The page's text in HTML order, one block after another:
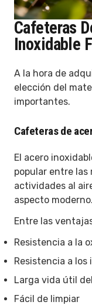
Cafeteras
Inoxidable
A la hora de
elección del
importantes.
Cafeteras de
El acero
popular entre las
actividades al
aspecto moderno.
Entre las
Resistencia a la
Resistencia a los
Larga vida útil
Fácil de limpiar